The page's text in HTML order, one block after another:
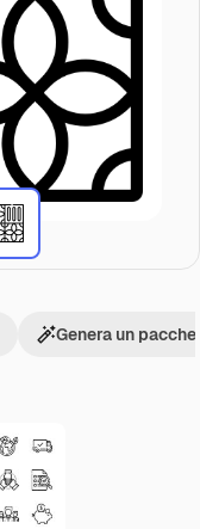
Genera un